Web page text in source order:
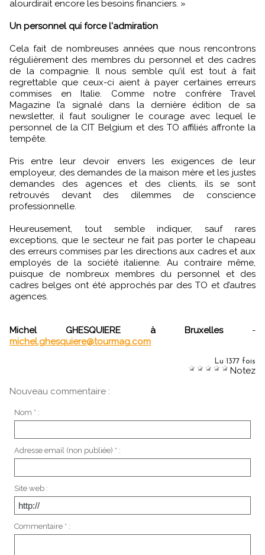
alourdirait encore les besoins financiers. »
Un personnel qui force l'admiration
Cela fait de nombreuses années que nous rencontrons
régulièrement des membres du personnel et des cadres
de la compagnie. Il nous semble qu’il est tout à fait
regrettable que ceux-ci aient à payer certaines erreurs
commises en Italie. Comme notre confrère Travel
Magazine l’a signalé dans la dernière édition de sa
newsletter, il faut souligner le courage avec lequel le
personnel de la CIT Belgium et des TO affiliés affronte la
tempête.
Pris entre leur devoir envers les exigences de leur
employeur, des demandes de la maison mère et les justes
demandes des agences et des clients, ils se sont
retrouvés devant des dilemmes de conscience
professionnelle.
Heureusement, tout semble indiquer, sauf rares
exceptions, que le secteur ne fait pas porter le chapeau
des erreurs commises par les directions aux cadres et aux
employés de la société italienne. Au contraire même,
puisque de nombreux membres du personnel et des
cadres belges ont été approchés par des TO et d’autres
agences.
Michel GHESQUIERE à Bruxelles -
michel.ghesquiere@tourmag.com
Lu 1377 fois
Notez
Nouveau commentaire :
Nom * :
Adresse email (non publiée) * :
Site web :
Commentaire * :